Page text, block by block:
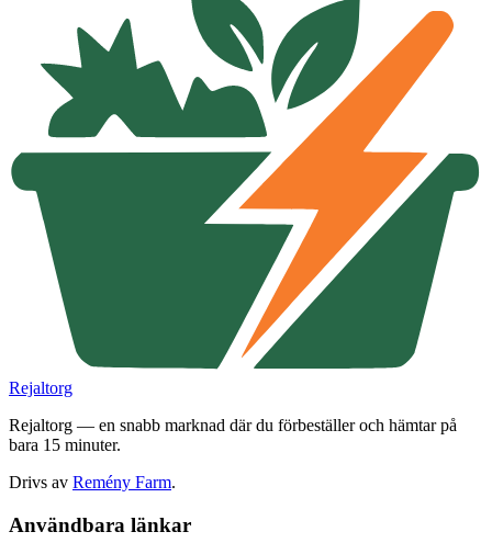
Rejaltorg
Rejaltorg — en snabb marknad där du förbeställer och hämtar på
bara 15 minuter.
Drivs av Remény Farm.
Användbara länkar